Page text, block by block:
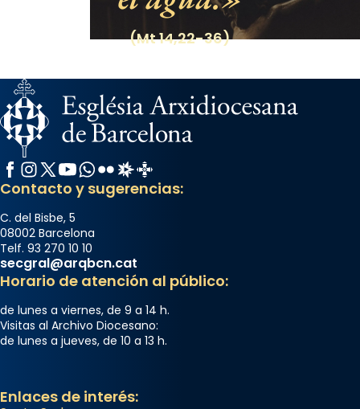
Share
(Mt 14,22-36)
Facebook
Instagram
X / Twitter
YouTube
WhatsApp
FlickrRadio Estel
Catalunya Cristiana
Contacto y sugerencias:
C. del Bisbe, 5
08002 Barcelona
Telf. 93 270 10 10
secgral@arqbcn.cat
Horario de atención al público:
de lunes a viernes, de 9 a 14 h.
Visitas al Archivo Diocesano:
de lunes a jueves, de 10 a 13 h.
Enlaces de interés: